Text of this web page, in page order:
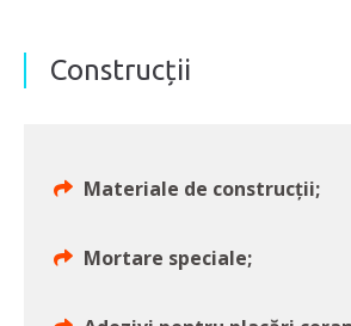
Construcții
Materiale de construcții;
Mortare speciale;